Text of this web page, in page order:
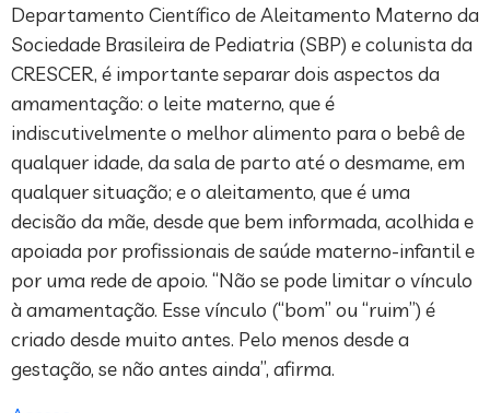
Departamento Científico de Aleitamento Materno da
Sociedade Brasileira de Pediatria (SBP) e colunista da
CRESCER, é importante separar dois aspectos da
amamentação: o leite materno, que é
indiscutivelmente o melhor alimento para o bebê de
qualquer idade, da sala de parto até o desmame, em
qualquer situação; e o aleitamento, que é uma
decisão da mãe, desde que bem informada, acolhida e
apoiada por profissionais de saúde materno-infantil e
por uma rede de apoio. “Não se pode limitar o vínculo
à amamentação. Esse vínculo (“bom” ou “ruim”) é
criado desde muito antes. Pelo menos desde a
gestação, se não antes ainda”, afirma.